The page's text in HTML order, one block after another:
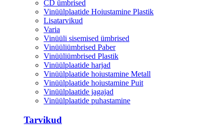
CD ümbrised
Vinüülplaatide Hoiustamine Plastik
Lisatarvikud
Varia
Vinüüli sisemised ümbrised
Vinüüliümbrised Paber
Vinüüliümbrised Plastik
Vinüülplaatide harjad
Vinüülplaatide hoiustamine Metall
Vinüülplaatide hoiustamine Puit
Vinüülplaatide jagajad
Vinüülplaatide puhastamine
Tarvikud